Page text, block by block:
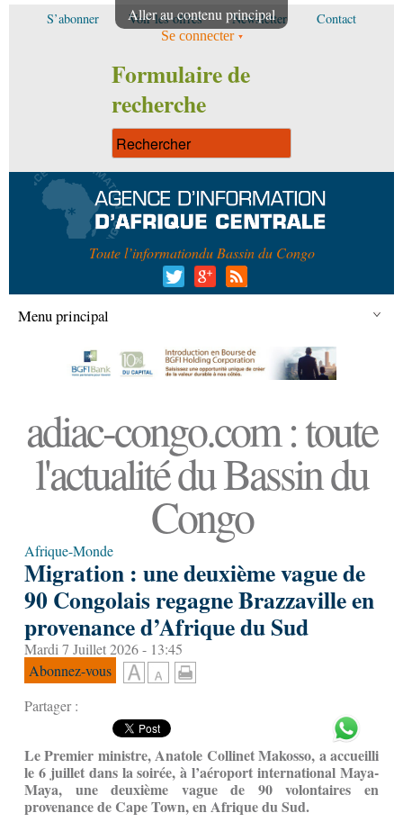
Aller au contenu principal
S’abonner Voir les offres Newsletter Contact
Se connecter
Formulaire de
recherche
Toute l’informationdu Bassin du Congo
Menu principal
adiac-congo.com : toute
l'actualité du Bassin du
Congo
Afrique-Monde
Migration : une deuxième vague de
90 Congolais regagne Brazzaville en
provenance d’Afrique du Sud
Mardi 7 Juillet 2026 - 13:45
Abonnez-vous
Partager :
Le Premier ministre, Anatole Collinet Makosso, a accueilli
le 6 juillet dans la soirée, à l’aéroport international Maya-
Maya, une deuxième vague de 90 volontaires en
provenance de Cape Town, en Afrique du Sud.